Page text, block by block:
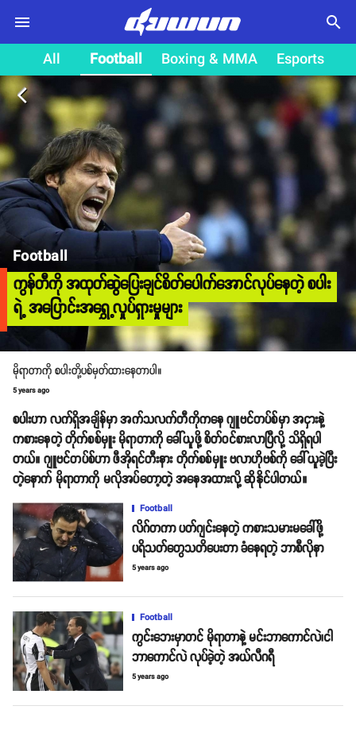
search
All Football Boxing & MMA Esports
arrow_back_ios
Football
ကွန်တီကို အထုတ်ဆွဲပြေးချင်စိတ်ပေါက်အောင်လုပ်နေတဲ့ စပါး
ရဲ့ အပြောင်းအရွှေ့လှုပ်ရှားမှုများ
မိုရာတာကို စပါးတို့ပစ်မှတ်ထားနေတာပါ။
5 years ago
စပါးဟာ လက်ရှိအချိန်မှာ အက်သလက်တီကိုကနေ ဂျူဗင်တပ်စ်မှာ အငှားနဲ့
ကစားနေတဲ့ တိုက်စစ်မှူး မိုရာတာကို ခေါ်ယူဖို့ စိတ်ဝင်စားလာပြီလို့ သိရှိရပါ
တယ်။ ဂျူဗင်တပ်စ်ဟာ ဖီအိုရင်တီးနား တိုက်စစ်မှူး ဗလာဟိုဗစ်ကို ခေါ်ယူခဲ့ပြီး
တဲ့နောက် မိုရာတာကို မလိုအပ်တော့တဲ့ အနေအထားလို့ ဆိုနိုင်ပါတယ်။
Football
လိဂ်တကာ ပတ်ဂျင်းနေတဲ့ ကစားသမားမခေါ်ဖို့
ပရိသတ်တွေသတိပေးတာ ခံနေရတဲ့ ဘာစီလိုနာ
5 years ago
Football
ကွင်းဘေးမှာတင် မိုရာတာနဲ့ မင်းဘာကောင်လဲ၊ငါ
ဘာကောင်လဲ လုပ်ခဲ့တဲ့ အယ်လီဂရီ
5 years ago